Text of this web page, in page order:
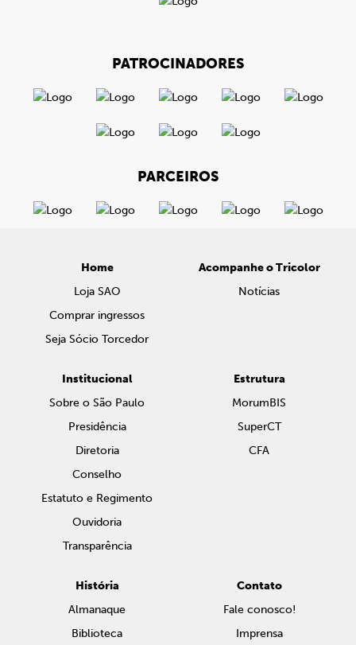
PATROCINADORES
PARCEIROS
Home
Loja SAO
Comprar ingressos
Seja Sócio Torcedor
Acompanhe o Tricolor
Notícias
Institucional
Sobre o São Paulo
Presidência
Diretoria
Conselho
Estatuto e Regimento
Ouvidoria
Transparência
Estrutura
MorumBIS
SuperCT
CFA
História
Almanaque
Biblioteca
Contato
Fale conosco!
Imprensa